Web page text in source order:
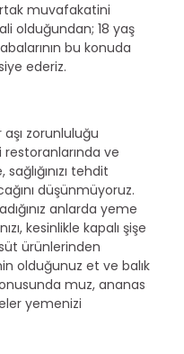
muvafakatini
olduğundan; 18 yaş
bu konuda
ederiz.
zorunluluğu
ve
tehdit
düşünmüyoruz.
anlarda yeme
kesinlikle kapalı şişe
ürünlerinden
olduğunuz et ve balık
muz, ananas
yemenizi